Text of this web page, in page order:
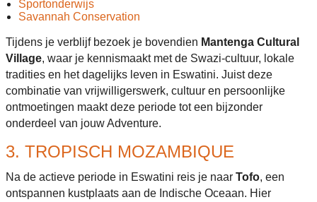
Sportonderwijs
Savannah Conservation
Tijdens je verblijf bezoek je bovendien Mantenga Cultural
Village, waar je kennismaakt met de Swazi-cultuur, lokale
tradities en het dagelijks leven in Eswatini. Juist deze
combinatie van vrijwilligerswerk, cultuur en persoonlijke
ontmoetingen maakt deze periode tot een bijzonder
onderdeel van jouw Adventure.
3. TROPISCH MOZAMBIQUE
Na de actieve periode in Eswatini reis je naar Tofo, een
ontspannen kustplaats aan de Indische Oceaan. Hier